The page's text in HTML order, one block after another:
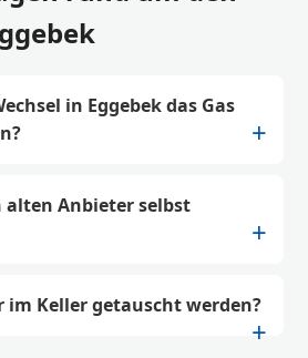
in Eggebek das Gas
alten Anbieter selbst
im Keller getauscht werden?